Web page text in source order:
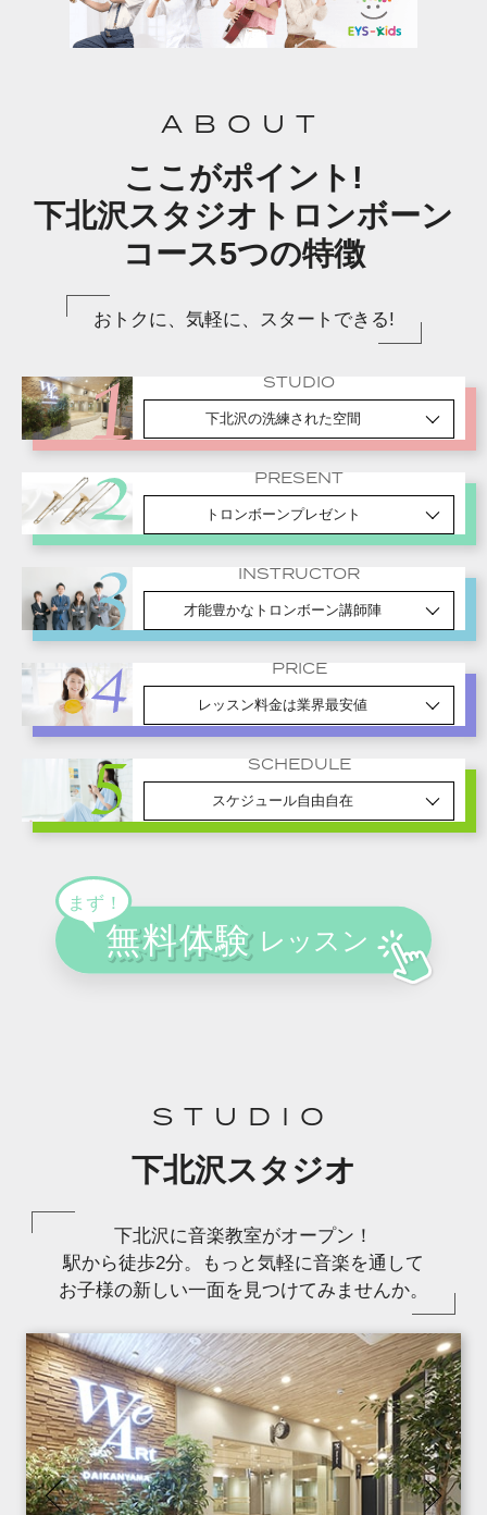
ABOUT
ここがポイント!
下北沢スタジオトロンボーン
コース5つの特徴
おトクに、気軽に、スタートできる!
STUDIO
下北沢の洗練された空間
PRESENT
トロンボーンプレゼント
INSTRUCTOR
才能豊かなトロンボーン講師陣
PRICE
レッスン料金は業界最安値
SCHEDULE
スケジュール自由自在
STUDIO
下北沢スタジオ
下北沢に音楽教室がオープン！
駅から徒歩2分。もっと気軽に音楽を通して
お子様の新しい一面を見つけてみませんか。